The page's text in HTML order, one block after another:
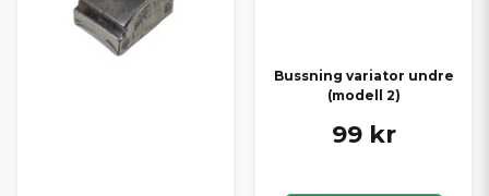
Bussning variator undre
(modell 2)
99 kr